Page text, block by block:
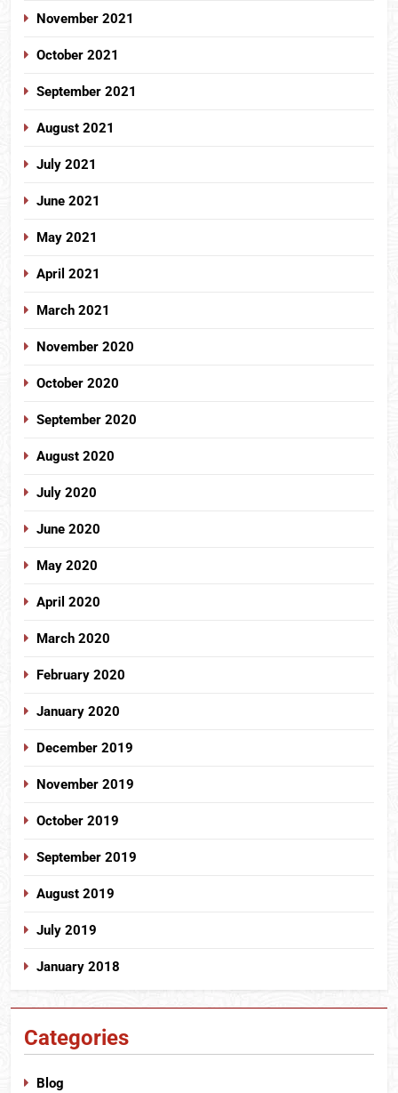
November 2021
October 2021
September 2021
August 2021
July 2021
June 2021
May 2021
April 2021
March 2021
November 2020
October 2020
September 2020
August 2020
July 2020
June 2020
May 2020
April 2020
March 2020
February 2020
January 2020
December 2019
November 2019
October 2019
September 2019
August 2019
July 2019
January 2018
Categories
Blog